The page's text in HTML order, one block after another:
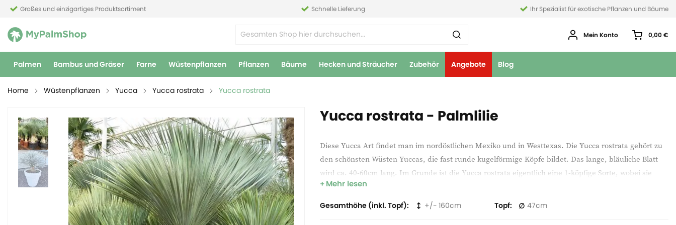
Großes und einzigartiges Produktsortiment Schnelle Lieferung Ihr Spezialist für exotische Pflanzen und Bäume
Mein Konto 0,00 €
Palmen Bambus und Gräser Farne Wüstenpflanzen Pflanzen Bäume Hecken und Sträucher Zubehör Angebote Blog
Home Wüstenpflanzen Yucca Yucca rostrata Yucca rostrata
Yucca rostrata - Palmlilie
Diese Yucca Art findet man im nordöstlichen Mexiko und in Westtexas. Die Yucca rostrata gehört zu
den schönsten Wüsten Yuccas, die fast runde kugelförmige Köpfe bildet. Das lange, bläuliche Blatt
wird ca. 40-60cm lang. Im Grunde ist die Yucca rostrata eigentlich eine 1-köpfige Sorte, wobei sie
selten auch mal mehrere Köpfe bildet.
Die Frucht besteht aus einem ungefähr 60cm langen Stiel woraus sich eine weiße Blüte bildet. Diese
Mehr lesen
Gesamthöhe (inkl. Topf) 160 Topf 47